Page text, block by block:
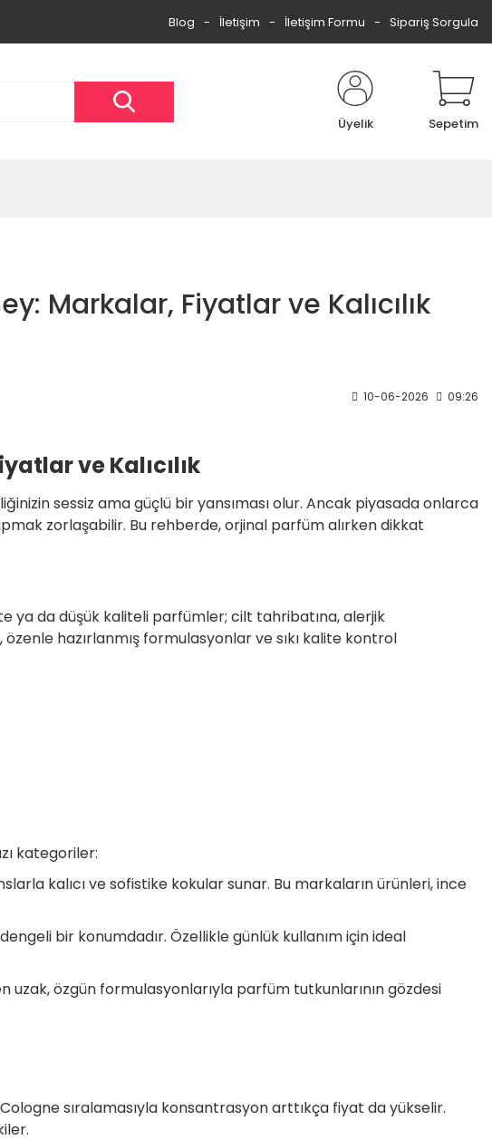
Blog İletişim İletişim Formu Sipariş Sorgula
Üyelik Sepetim
Markalar, Fiyatlar ve Kalıcılık
10-06-2026 09:26
ve Kalıcılık
sessiz ama güçlü bir yansıması olur. Ancak piyasada onlarca
zorlaşabilir. Bu rehberde, orjinal parfüm alırken dikkat
ya da düşük kaliteli parfümler; cilt tahribatına, alerjik
hazırlanmış formulasyonlar ve sıkı kalite kontrol
kategoriler:
kalıcı ve sofistike kokular sunar. Bu markaların ürünleri, ince
bir konumdadır. Özellikle günlük kullanım için ideal
özgün formulasyonlarıyla parfüm tutkunlarının gözdesi
sıralamasıyla konsantrasyon arttıkça fiyat da yükselir.